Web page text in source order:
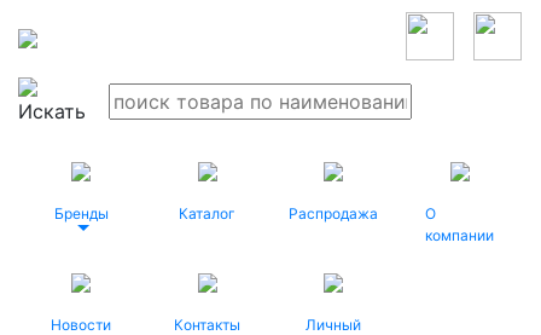
Бренды Каталог Распродажа
О
компании
Новости Контакты
Личный